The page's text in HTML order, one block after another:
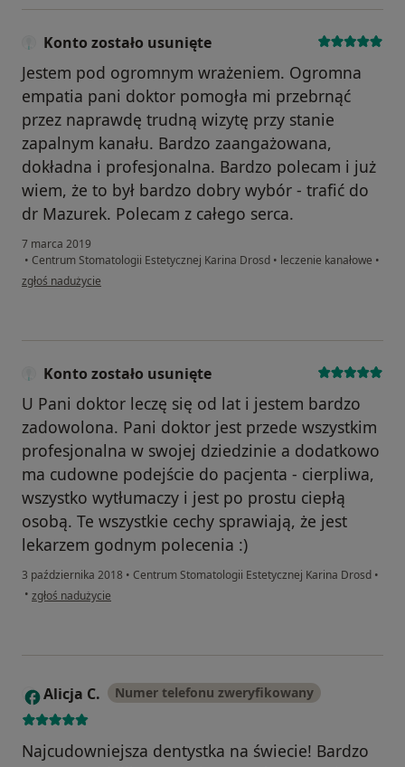
Konto zostało usunięte
Jestem pod ogromnym wrażeniem. Ogromna
empatia pani doktor pomogła mi przebrnąć
przez naprawdę trudną wizytę przy stanie
zapalnym kanału. Bardzo zaangażowana,
dokładna i profesjonalna. Bardzo polecam i już
wiem, że to był bardzo dobry wybór - trafić do
dr Mazurek. Polecam z całego serca.
7 marca 2019
• Centrum Stomatologii Estetycznej Karina Drosd • leczenie kanałowe •
w opinii użytkownika Konto zostało usunięte
zgłoś nadużycie
Konto zostało usunięte
U Pani doktor leczę się od lat i jestem bardzo
zadowolona. Pani doktor jest przede wszystkim
profesjonalna w swojej dziedzinie a dodatkowo
ma cudowne podejście do pacjenta - cierpliwa,
wszystko wytłumaczy i jest po prostu ciepłą
osobą. Te wszystkie cechy sprawiają, że jest
lekarzem godnym polecenia :)
3 października 2018 • Centrum Stomatologii Estetycznej Karina Drosd •
• w opinii użytkownika Konto zostało usunięte
zgłoś nadużycie
A Alicja C. Numer telefonu zweryfikowany
Najcudowniejsza dentystka na świecie! Bardzo